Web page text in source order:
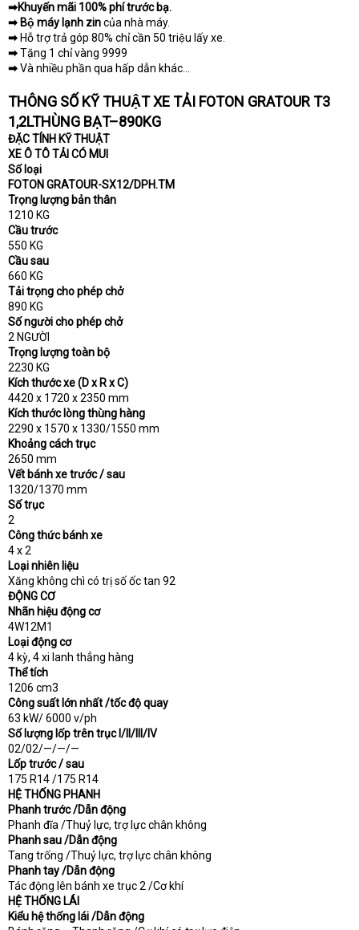
➡Khuyến mãi 100% phí trước bạ.
➡ Bộ máy lạnh zincủa nhà máy.
➡ Hỗ trợ trả góp 80% chỉ cần 50 triệu lấy xe.
➡Tặng 1 chỉ vàng 9999
➡Và nhiều phần qua hấp dẫn khác...
THÔNG SỐ KỸ THUẬT XE TẢI FOTON GRATOUR T3
1,2LTHÙNG BẠT–890KG
ĐẶC TÍNH KỸ THUẬT
XE Ô TÔ TẢI CÓ MUI
Số loại
FOTON GRATOUR-SX12/DPH.TM
Trọng lượng bản thân
1210 KG
Cầu trước
550 KG
Cầu sau
660 KG
Tải trọng cho phép chở
890 KG
Số người cho phép chở
2 NGƯỜI
Trọng lượng toàn bộ
2230 KG
Kích thước xe (D x R x C)
4420 x 1720 x 2350 mm
Kích thước lòng thùng hàng
2290 x 1570 x 1330/1550 mm
Khoảng cách trục
2650 mm
Vết bánh xe trước / sau
1320/1370 mm
Số trục
2
Công thức bánh xe
4 x 2
Loại nhiên liệu
Xăng không chì có trị số ốc tan 92
ĐỘNG CƠ
Nhãn hiệu động cơ
4W12M1
Loại động cơ
4 kỳ, 4 xi lanh thẳng hàng
Thể tích
1206 cm3
Công suất lớn nhất /tốc độ quay
63 kW/ 6000 v/ph
Số lượng lốp trên trục I/II/III/IV
02/02/—/—/—
Lốp trước / sau
175 R14 /175 R14
HỆ THỐNG PHANH
Phanh trước /Dẫn động
Phanh đĩa /Thuỷ lực, trợ lực chân không
Phanh sau /Dẫn động
Tang trống /Thuỷ lực, trợ lực chân không
Phanh tay /Dẫn động
Tác động lên bánh xe trục 2 /Cơ khí
HỆ THỐNG LÁI
Kiểu hệ thống lái /Dẫn động